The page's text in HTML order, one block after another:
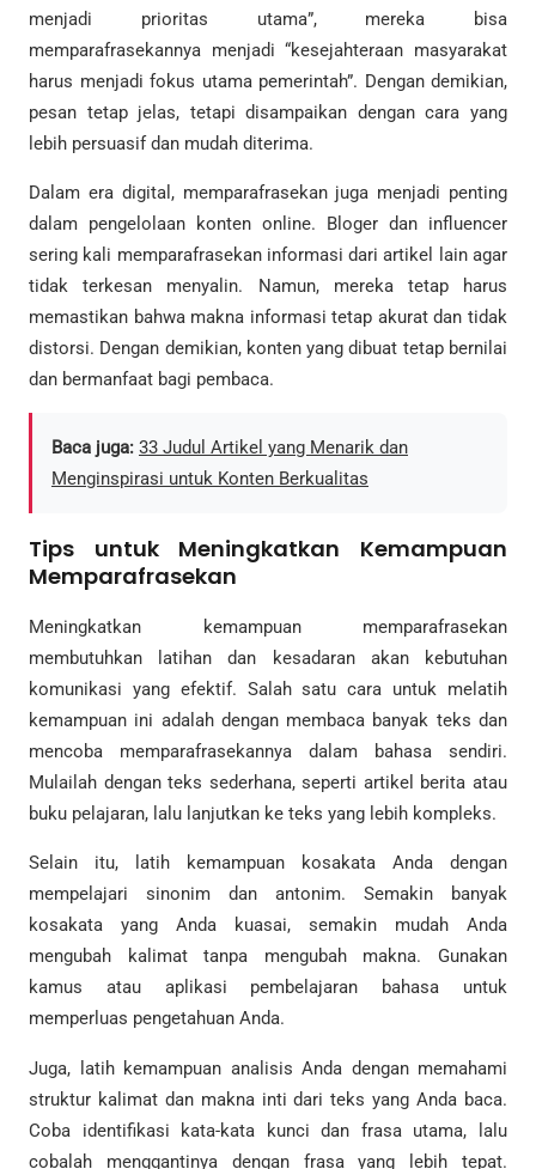
menjadi prioritas utama”, mereka bisa
memparafrasekannya menjadi “kesejahteraan masyarakat
harus menjadi fokus utama pemerintah”. Dengan demikian,
pesan tetap jelas, tetapi disampaikan dengan cara yang
lebih persuasif dan mudah diterima.
Dalam era digital, memparafrasekan juga menjadi penting
dalam pengelolaan konten online. Bloger dan influencer
sering kali memparafrasekan informasi dari artikel lain agar
tidak terkesan menyalin. Namun, mereka tetap harus
memastikan bahwa makna informasi tetap akurat dan tidak
distorsi. Dengan demikian, konten yang dibuat tetap bernilai
dan bermanfaat bagi pembaca.
Baca juga: 33 Judul Artikel yang Menarik dan
Menginspirasi untuk Konten Berkualitas
Tips untuk Meningkatkan Kemampuan
Memparafrasekan
Meningkatkan kemampuan memparafrasekan
membutuhkan latihan dan kesadaran akan kebutuhan
komunikasi yang efektif. Salah satu cara untuk melatih
kemampuan ini adalah dengan membaca banyak teks dan
mencoba memparafrasekannya dalam bahasa sendiri.
Mulailah dengan teks sederhana, seperti artikel berita atau
buku pelajaran, lalu lanjutkan ke teks yang lebih kompleks.
Selain itu, latih kemampuan kosakata Anda dengan
mempelajari sinonim dan antonim. Semakin banyak
kosakata yang Anda kuasai, semakin mudah Anda
mengubah kalimat tanpa mengubah makna. Gunakan
kamus atau aplikasi pembelajaran bahasa untuk
memperluas pengetahuan Anda.
Juga, latih kemampuan analisis Anda dengan memahami
struktur kalimat dan makna inti dari teks yang Anda baca.
Coba identifikasi kata-kata kunci dan frasa utama, lalu
cobalah menggantinya dengan frasa yang lebih tepat.